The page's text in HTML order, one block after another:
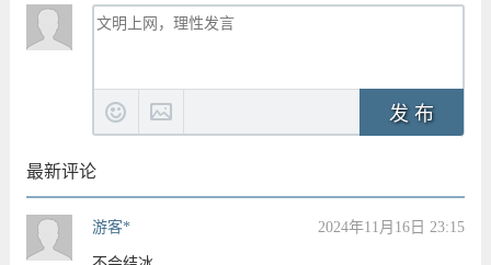
发 布
最新评论
游客* 2024年11月16日 23:15